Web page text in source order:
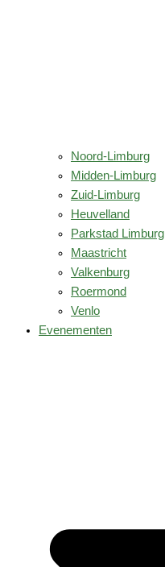
Noord-Limburg
Midden-Limburg
Zuid-Limburg
Heuvelland
Parkstad Limburg
Maastricht
Valkenburg
Roermond
Venlo
Evenementen